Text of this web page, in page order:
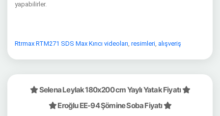
yapabilirler.
Rtrmax RTM271 SDS Max Kırıcı videoları, resimleri, alışveriş
Selena Leylak 180x200 cm Yaylı Yatak Fiyatı
Eroğlu EE-94 Şömine Soba Fiyatı